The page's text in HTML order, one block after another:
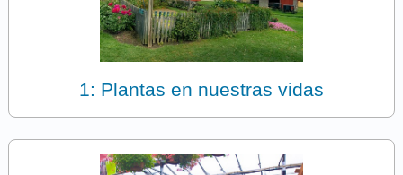
1: Plantas en nuestras vidas